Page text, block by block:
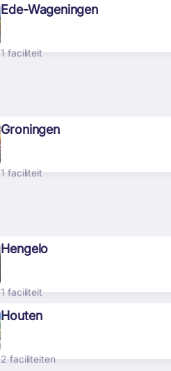
Ede-Wageningen
1 faciliteit
Groningen
1 faciliteit
Hengelo
1 faciliteit
Houten
2 faciliteiten